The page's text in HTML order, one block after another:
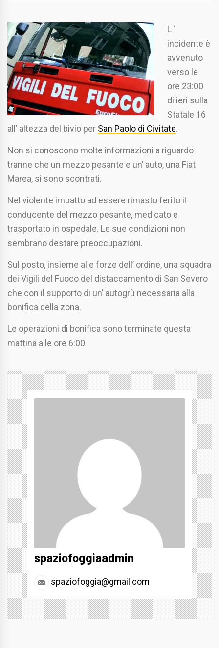
L ‘
incidente è
avvenuto
verso le
ore 23:00
di ieri sulla
Statale 16
all’ altezza del bivio per San Paolo di Civitate.
Non si conoscono molte informazioni a riguardo
tranne che un mezzo pesante e un’ auto, una Fiat
Marea, si sono scontrati.
Nel violente impatto ad essere rimasto ferito il
conducente del mezzo pesante, medicato e
trasportato in ospedale. Le sue condizioni non
sembrano destare preoccupazioni.
Sul posto, insieme alle forze dell’ ordine, una squadra
dei Vigili del Fuoco del distaccamento di San Severo
che con il supporto di un’ autogrù necessaria alla
bonifica della zona.
Le operazioni di bonifica sono terminate questa
mattina alle ore 6:00
spaziofoggiaadmin
spaziofoggia@gmail.com